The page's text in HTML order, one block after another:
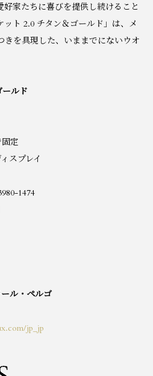
好家たちに喜びを提供し続けること
ト 2.0 チタン＆ゴールド」は、メ
きを具現した、いままでにないウオ
ールド
定
スプレイ
1474
ル・ペルゴ
jp_jp